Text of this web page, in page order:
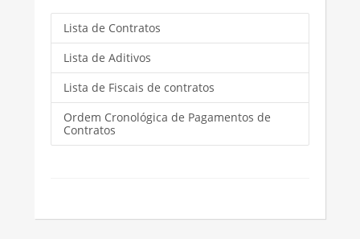
Lista de Contratos
Lista de Aditivos
Lista de Fiscais de contratos
Ordem Cronológica de Pagamentos de
Contratos